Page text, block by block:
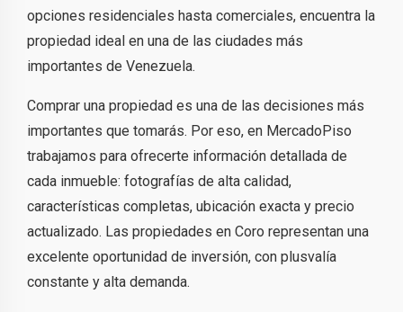
opciones residenciales hasta comerciales, encuentra la
propiedad ideal en una de las ciudades más
importantes de Venezuela.
Comprar una propiedad es una de las decisiones más
importantes que tomarás. Por eso, en MercadoPiso
trabajamos para ofrecerte información detallada de
cada inmueble: fotografías de alta calidad,
características completas, ubicación exacta y precio
actualizado. Las propiedades en Coro representan una
excelente oportunidad de inversión, con plusvalía
constante y alta demanda.